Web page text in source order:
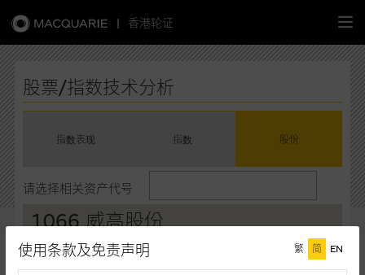
| 香港轮证
牛熊证
股票/指数技术分析
指数表现 指数 股份
请选择相关资产代号
1066 威高股份
现价(港元)
3.440
升/跌(%)
+0.58%
3.435
使用条款及免责声明 繁 简 EN